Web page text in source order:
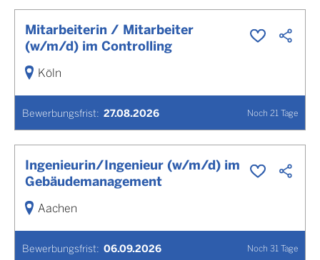
Mitarbeiterin / Mitarbeiter
(w/m/d) im Controlling
Bewerbungsfrist: 27.08.2026 Noch 21 Tage
Köln
Ingenieurin/Ingenieur (w/m/d) im
Gebäudemanagement
Bewerbungsfrist: 06.09.2026 Noch 31 Tage
Aachen